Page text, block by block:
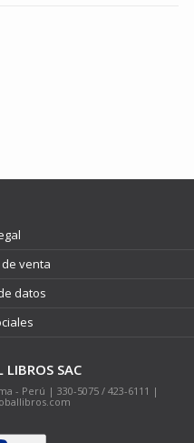
venta
datos
LIBROS SAC
- Perú | 330-5075 / 423-6111 |